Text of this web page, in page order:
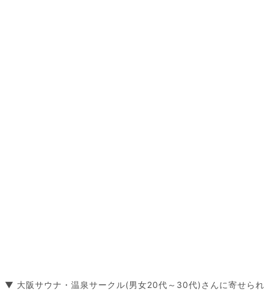
▼ 大阪サウナ・温泉サークル(男女20代～30代)さんに寄せられ